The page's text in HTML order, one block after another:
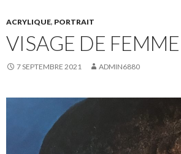
ACRYLIQUE, PORTRAIT
VISAGE DE FEMME
7 SEPTEMBRE 2021 ADMIN6880